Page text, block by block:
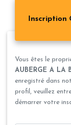
Inscription
Vous êtes le
AUBERGE A LA
enregistré dans
profil, veuillez
démarrer votre